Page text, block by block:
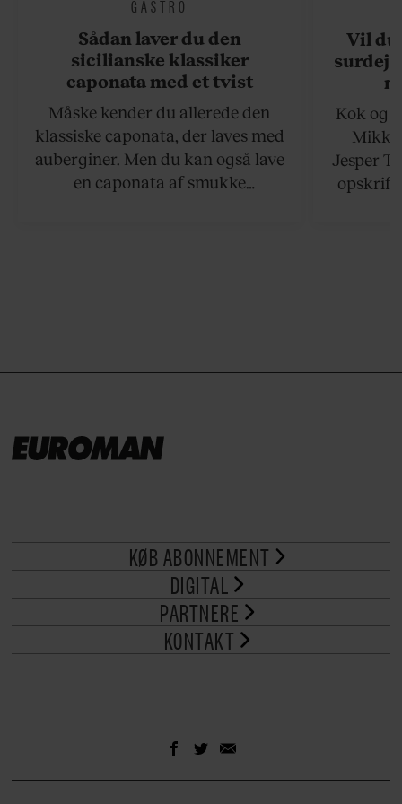
GASTRO
Sådan laver du den
sicilianske klassiker
caponata med et tvist
Måske kender du allerede den
klassiske caponata, der laves med
auberginer. Men du kan også lave
en caponata af smukke
Vil du
Kok og
Jesper
opskrift
KØB ABONNEMENT
DIGITAL
PARTNERE
KONTAKT